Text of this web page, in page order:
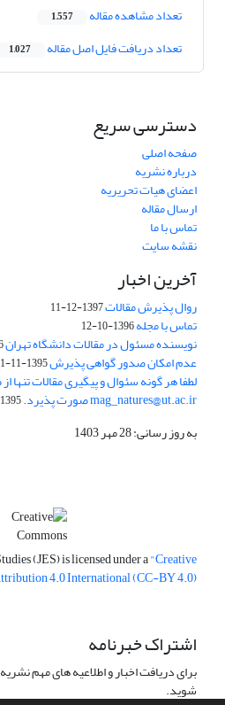
تعداد مشاهده مقاله 1,557
تعداد دریافت فایل اصل مقاله 1,027
دسترسی سریع
صفحه اصلی
درباره نشریه
اعضای هیات تحریریه
ارسال مقاله
تماس با ما
نقشه سایت
آخرین اخبار
روال پذیرش مقالات1397-12-11
تماس با مجله1396-10-12
نویسنده مسئول در مقالات دانشگاه تهران
عدم امکان صدور گواهی پذیرش1395-11-21
لطفا هر گونه سئوال و پیگیری مقالات تنها
mag_natures@ut.ac.ir صورت پذیرد. 1395-05-27
به روز رسانی: 28 مهر 1403
(JES) is licensed under a"Creative
4.0 International (CC-BY 4.0)"
اشتراک خبرنامه
برای دریافت اخبار و اطلاعیه های مهم
شوید.